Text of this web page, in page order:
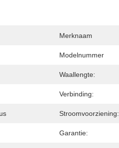
Merknaam
Modelnummer
Waallengte:
Verbinding:
Stroomvoorziening:
Garantie: